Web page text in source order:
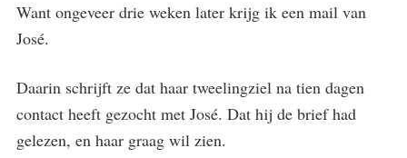
Want ongeveer drie weken later krijg ik een mail van
José.
Daarin schrijft ze dat haar tweelingziel na tien dagen
contact heeft gezocht met José. Dat hij de brief had
gelezen, en haar graag wil zien.